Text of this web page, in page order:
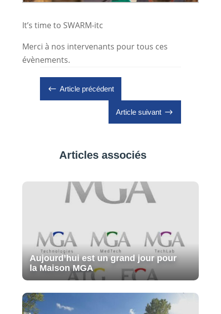
It’s time to SWARM-itc
Merci à nos intervenants pour tous ces
évènements.
# Article précédent
Article suivant $
Articles associés
Aujourd’hui est un grand jour pour
la Maison MGA